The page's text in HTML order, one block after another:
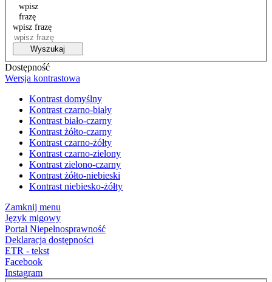
wpisz
frazę
wpisz frazę
Wyszukaj
Dostępność
Wersja kontrastowa
Kontrast domyślny
Kontrast czarno-biały
Kontrast biało-czarny
Kontrast żółto-czarny
Kontrast czarno-żółty
Kontrast czarno-zielony
Kontrast zielono-czarny
Kontrast żółto-niebieski
Kontrast niebiesko-żółty
Zamknij menu
Język migowy
Portal Niepełnosprawność
Deklaracja dostępności
ETR - tekst
Facebook
Instagram